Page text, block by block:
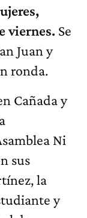
viernes. Se
Juan y
ronda.
Cañada y
Ni
sus
la
y